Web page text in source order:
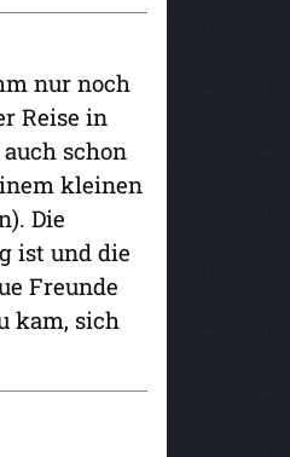
nur noch
Reise in
schon
kleinen
Die
ist und die
Freunde
kam, sich